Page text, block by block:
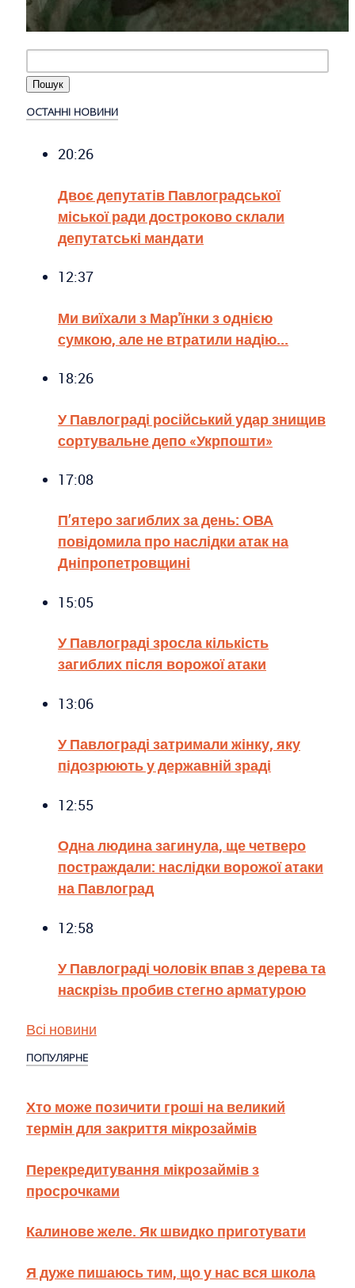
ОСТАННІ НОВИНИ
20:26
Двоє депутатів Павлоградської
міської ради достроково склали
депутатські мандати
12:37
Ми виїхали з Мар'їнки з однією
сумкою, але не втратили надію...
18:26
У Павлограді російський удар знищив
сортувальне депо «Укрпошти»
17:08
П’ятеро загиблих за день: ОВА
повідомила про наслідки атак на
Дніпропетровщині
15:05
У Павлограді зросла кількість
загиблих після ворожої атаки
13:06
У Павлограді затримали жінку, яку
підозрюють у державній зраді
12:55
Одна людина загинула, ще четверо
постраждали: наслідки ворожої атаки
на Павлоград
12:58
У Павлограді чоловік впав з дерева та
наскрізь пробив стегно арматурою
Всі новини
ПОПУЛЯРНЕ
Хто може позичити гроші на великий
термін для закриття мікрозаймів
Перекредитування мікрозаймів з
просрочками
Калинове желе. Як швидко приготувати
Я дуже пишаюсь тим, що у нас вся школа